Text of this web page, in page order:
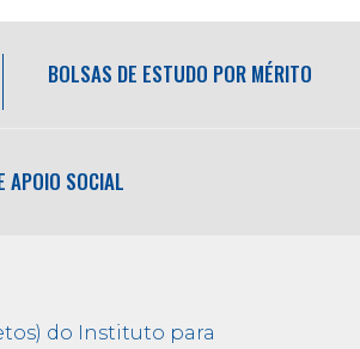
BOLSAS DE ESTUDO POR MÉRITO
APOIO SOCIAL
do Instituto para